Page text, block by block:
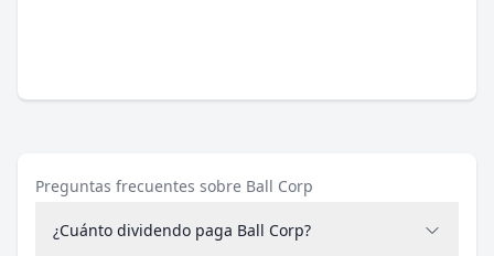
Preguntas frecuentes sobre Ball Corp
¿Cuánto dividendo paga Ball Corp?